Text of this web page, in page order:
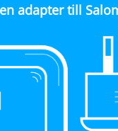
adapter till